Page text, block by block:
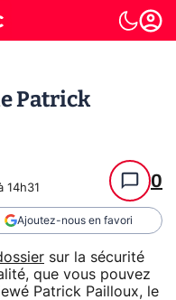
Patrick
14h31 0
Ajoutez-nous en favori
sur la sécurité
que vous pouvez
Patrick Pailloux, le